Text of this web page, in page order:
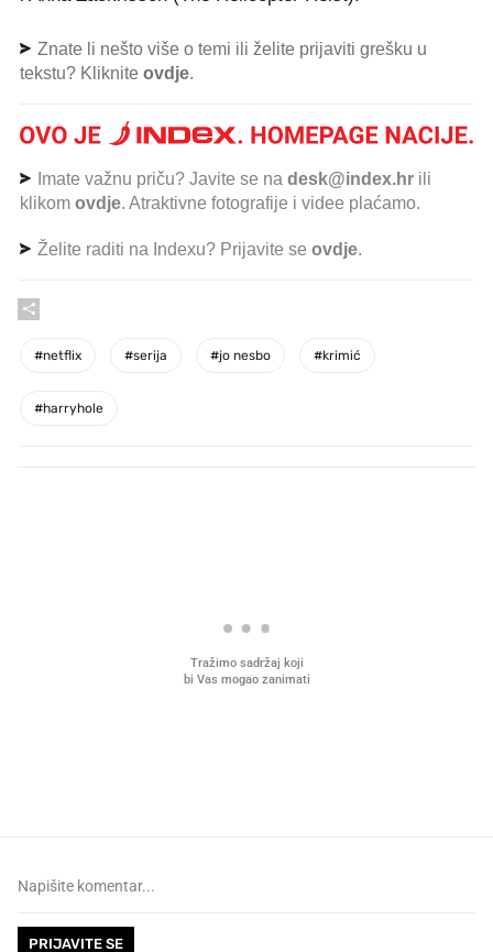
Znate li nešto više o temi ili želite prijaviti grešku u
tekstu? Kliknite ovdje.
Imate važnu priču? Javite se na desk@index.hr ili
klikom ovdje. Atraktivne fotografije i videe plaćamo.
Želite raditi na Indexu? Prijavite se ovdje.
#netflix #serija #jo nesbo #krimić
#harryhole
PRIJAVITE SE